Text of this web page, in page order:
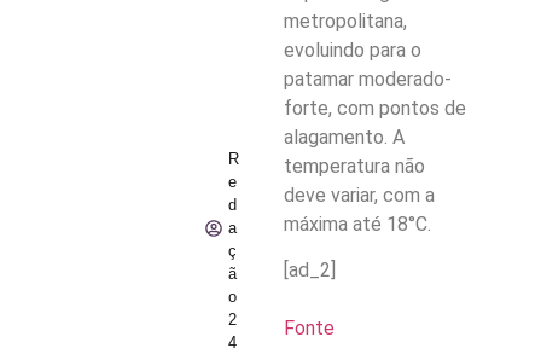
R
e
d
a
ç
ã
o
2
4
metropolitana,
evoluindo para o
patamar moderado-
forte, com pontos de
alagamento. A
temperatura não
deve variar, com a
máxima até 18°C.
[ad_2]
Fonte